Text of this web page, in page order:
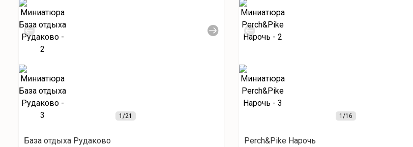
1 /21
База отдыха Рудаково
1/16
Perch&Pike Нарочь